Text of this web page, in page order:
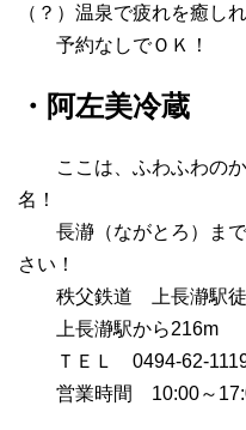
（？）温泉で疲れを癒し
予約なしでＯＫ！
・阿左美冷蔵
ここは、ふわふわのか
名！
長瀞（ながとろ）まで
さい！
秩父鉄道 上長瀞駅徒
上長瀞駅から216m
ＴＥＬ 0494-62-
営業時間 10:00～